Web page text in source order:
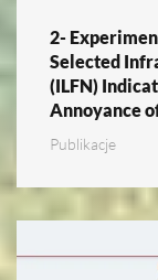
2-
Selected
(ILFN)
Annoyance
Publikacje